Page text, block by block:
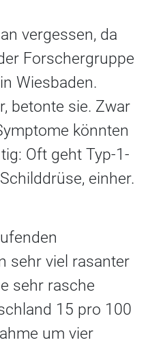
vergessen, da
Forschergruppe
Wiesbaden.
betonte sie. Zwar
könnten
Oft geht Typ-1-
einher.
sehr viel rasanter
sehr rasche
15 pro 100
um vier